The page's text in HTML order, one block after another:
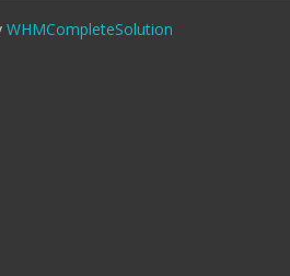
WHMCompleteSolution